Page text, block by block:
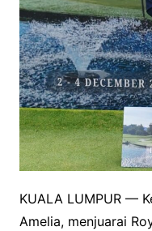
KUALA LUMPUR —
Amelia, menjuarai